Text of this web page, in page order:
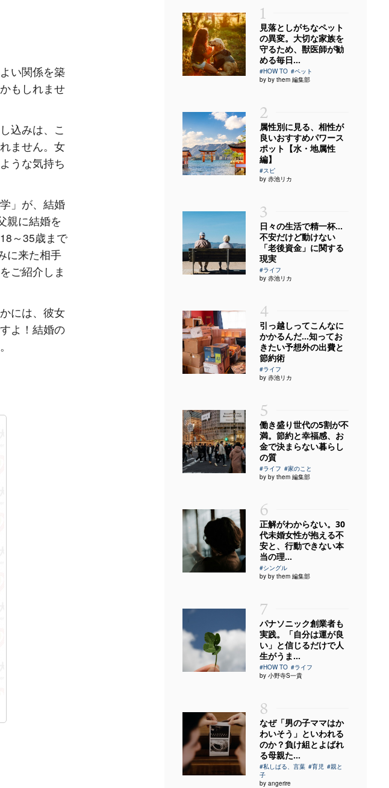
い関係を築
もしれませ
込みは、こ
ません。女
うな気持ち
」が、結婚
親に結婚を
～35歳まで
に来た相手
ご紹介しま
には、彼女
よ！結婚の
1
見落としがちなペット
の異変。大切な家族を
守るため、獣医師が勧
める毎日...
#HOW TO #ペット
by by them 編集部
2
属性別に見る、相性が
良いおすすめパワース
ポット【水・地属性
編】
#スピ
by 赤池リカ
3
日々の生活で精一杯…
不安だけど動けない
「老後資金」に関する
現実
#ライフ
by 赤池リカ
4
引っ越しってこんなに
かかるんだ…知ってお
きたい予想外の出費と
節約術
#ライフ
by 赤池リカ
5
働き盛り世代の5割が不
満。節約と幸福感、お
金で決まらない暮らし
の質
#ライフ #家のこと
by by them 編集部
6
正解がわからない。30
代未婚女性が抱える不
安と、行動できない本
当の理...
#シングル
by by them 編集部
7
パナソニック創業者も
実践。「自分は運が良
い」と信じるだけで人
生がうま...
#HOW TO #ライフ
by 小野寺S一貴
8
なぜ「男の子ママはか
わいそう」といわれる
のか？負け組とよばれ
る母親た...
#私しばる、言葉 #育児 #親と
子
by angerire